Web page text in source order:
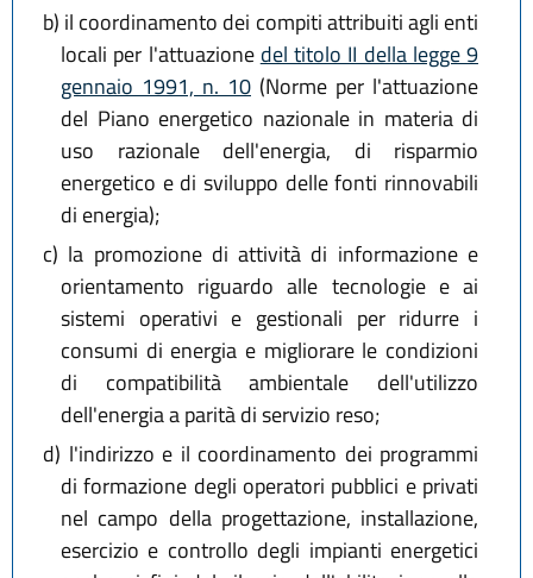
b) il coordinamento dei compiti attribuiti agli enti
locali per l'attuazione del titolo II della legge 9
gennaio 1991, n. 10 (Norme per l'attuazione
del Piano energetico nazionale in materia di
uso razionale dell'energia, di risparmio
energetico e di sviluppo delle fonti rinnovabili
di energia);
c) la promozione di attività di informazione e
orientamento riguardo alle tecnologie e ai
sistemi operativi e gestionali per ridurre i
consumi di energia e migliorare le condizioni
di compatibilità ambientale dell'utilizzo
dell'energia a parità di servizio reso;
d) l'indirizzo e il coordinamento dei programmi
di formazione degli operatori pubblici e privati
nel campo della progettazione, installazione,
esercizio e controllo degli impianti energetici